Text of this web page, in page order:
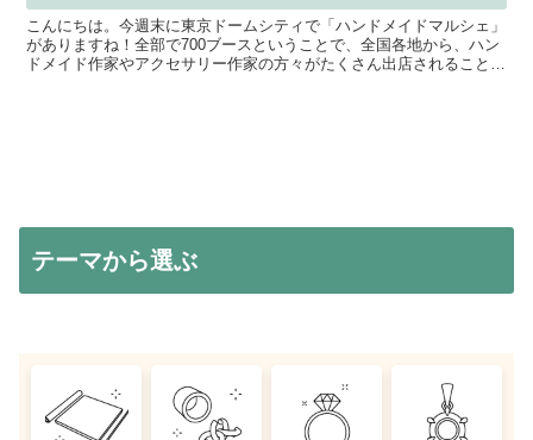
こんにちは。今週末に東京ドームシティで「ハンドメイドマルシェ」
がありますね！全部で700ブースということで、全国各地から、ハン
ドメイド作家やアクセサリー作家の方々がたくさん出店されることと
テーマから選ぶ